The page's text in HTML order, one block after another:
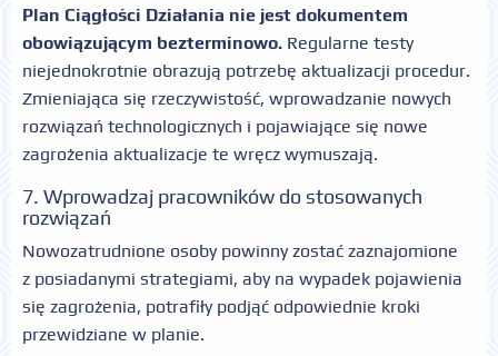
Plan Ciągłości Działania nie jest dokumentem
obowiązującym bezterminowo. Regularne testy
niejednokrotnie obrazują potrzebę aktualizacji procedur.
Zmieniająca się rzeczywistość, wprowadzanie nowych
rozwiązań technologicznych i pojawiające się nowe
zagrożenia aktualizacje te wręcz wymuszają.
7. Wprowadzaj pracowników do stosowanych
rozwiązań
Nowozatrudnione osoby powinny zostać zaznajomione
z posiadanymi strategiami, aby na wypadek pojawienia
się zagrożenia, potrafiły podjąć odpowiednie kroki
przewidziane w planie.